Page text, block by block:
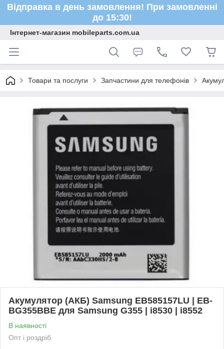
Відправка в день замовлення! При замовленні
до 15:30!
Інтернет-магазин mobileparts.com.ua
Товари та послуги Запчастини для телефонів
Акумулятор (АКБ) Samsung EB585157LU | EB-
BG355BBE для Samsung G355 | i8530 | i8552
В наявності
Опт і роздріб